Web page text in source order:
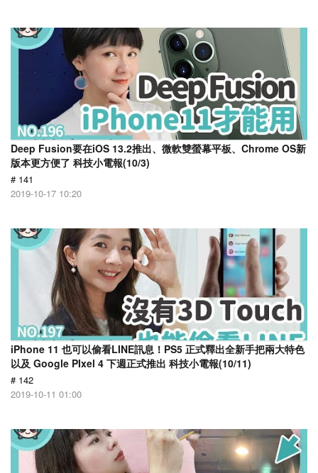
Deep Fusion要在iOS 13.2推出、微軟雙螢幕平板、Chrome OS新
版本更方便了 科技小電報(10/3)
# 141
2019-10-17 10:20
iPhone 11 也可以偷看LINE訊息！PS5 正式釋出全新手把兩大特色
以及 Google PIxel 4 下週正式推出 科技小電報(10/11)
# 142
2019-10-11 01:00